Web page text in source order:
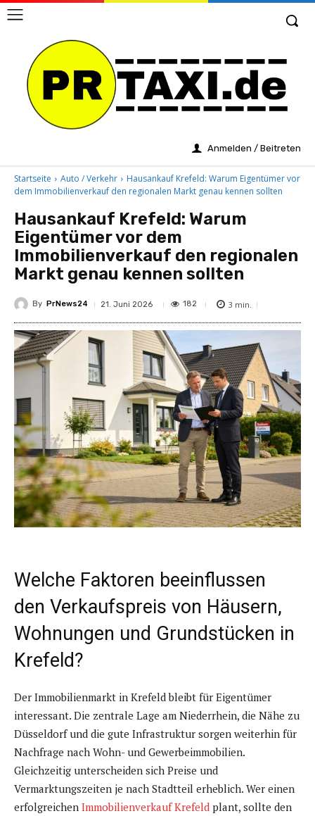
Anmelden / Beitreten
Startseite Auto / Verkehr
Hausankauf Krefeld: Warum Eigentümer vor
dem Immobilienverkauf den regionalen Markt genau kennen sollten
Hausankauf Krefeld: Warum
Eigentümer vor dem
Immobilienverkauf den regionalen
Markt genau kennen sollten
By PrNews24 21. Juni 2026 182 3 min.
Welche Faktoren beeinflussen
den Verkaufspreis von Häusern,
Wohnungen und Grundstücken in
Krefeld?
Der Immobilienmarkt in Krefeld bleibt für Eigentümer
interessant. Die zentrale Lage am Niederrhein, die Nähe zu
Düsseldorf und die gute Infrastruktur sorgen weiterhin für
Nachfrage nach Wohn- und Gewerbeimmobilien.
Gleichzeitig unterscheiden sich Preise und
Vermarktungszeiten je nach Stadtteil erheblich. Wer einen
erfolgreichen Immobilienverkauf Krefeld plant, sollte den